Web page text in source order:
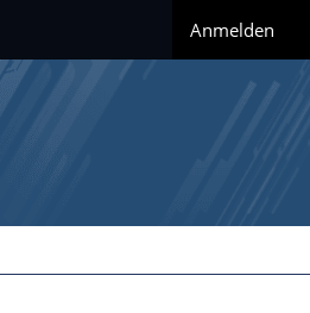
Anmelden